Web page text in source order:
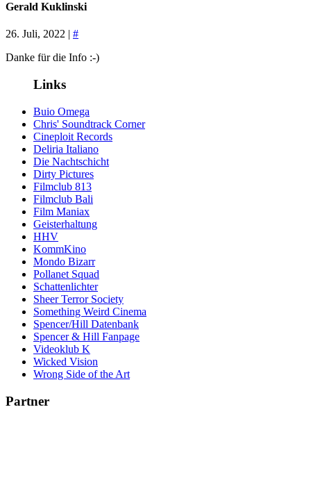
Gerald Kuklinski
26. Juli, 2022 | #
Danke für die Info :-)
Links
Buio Omega
Chris' Soundtrack Corner
Cineploit Records
Deliria Italiano
Die Nachtschicht
Dirty Pictures
Filmclub 813
Filmclub Bali
Film Maniax
Geisterhaltung
HHV
KommKino
Mondo Bizarr
Pollanet Squad
Schattenlichter
Sheer Terror Society
Something Weird Cinema
Spencer/Hill Datenbank
Spencer & Hill Fanpage
Videoklub K
Wicked Vision
Wrong Side of the Art
Partner